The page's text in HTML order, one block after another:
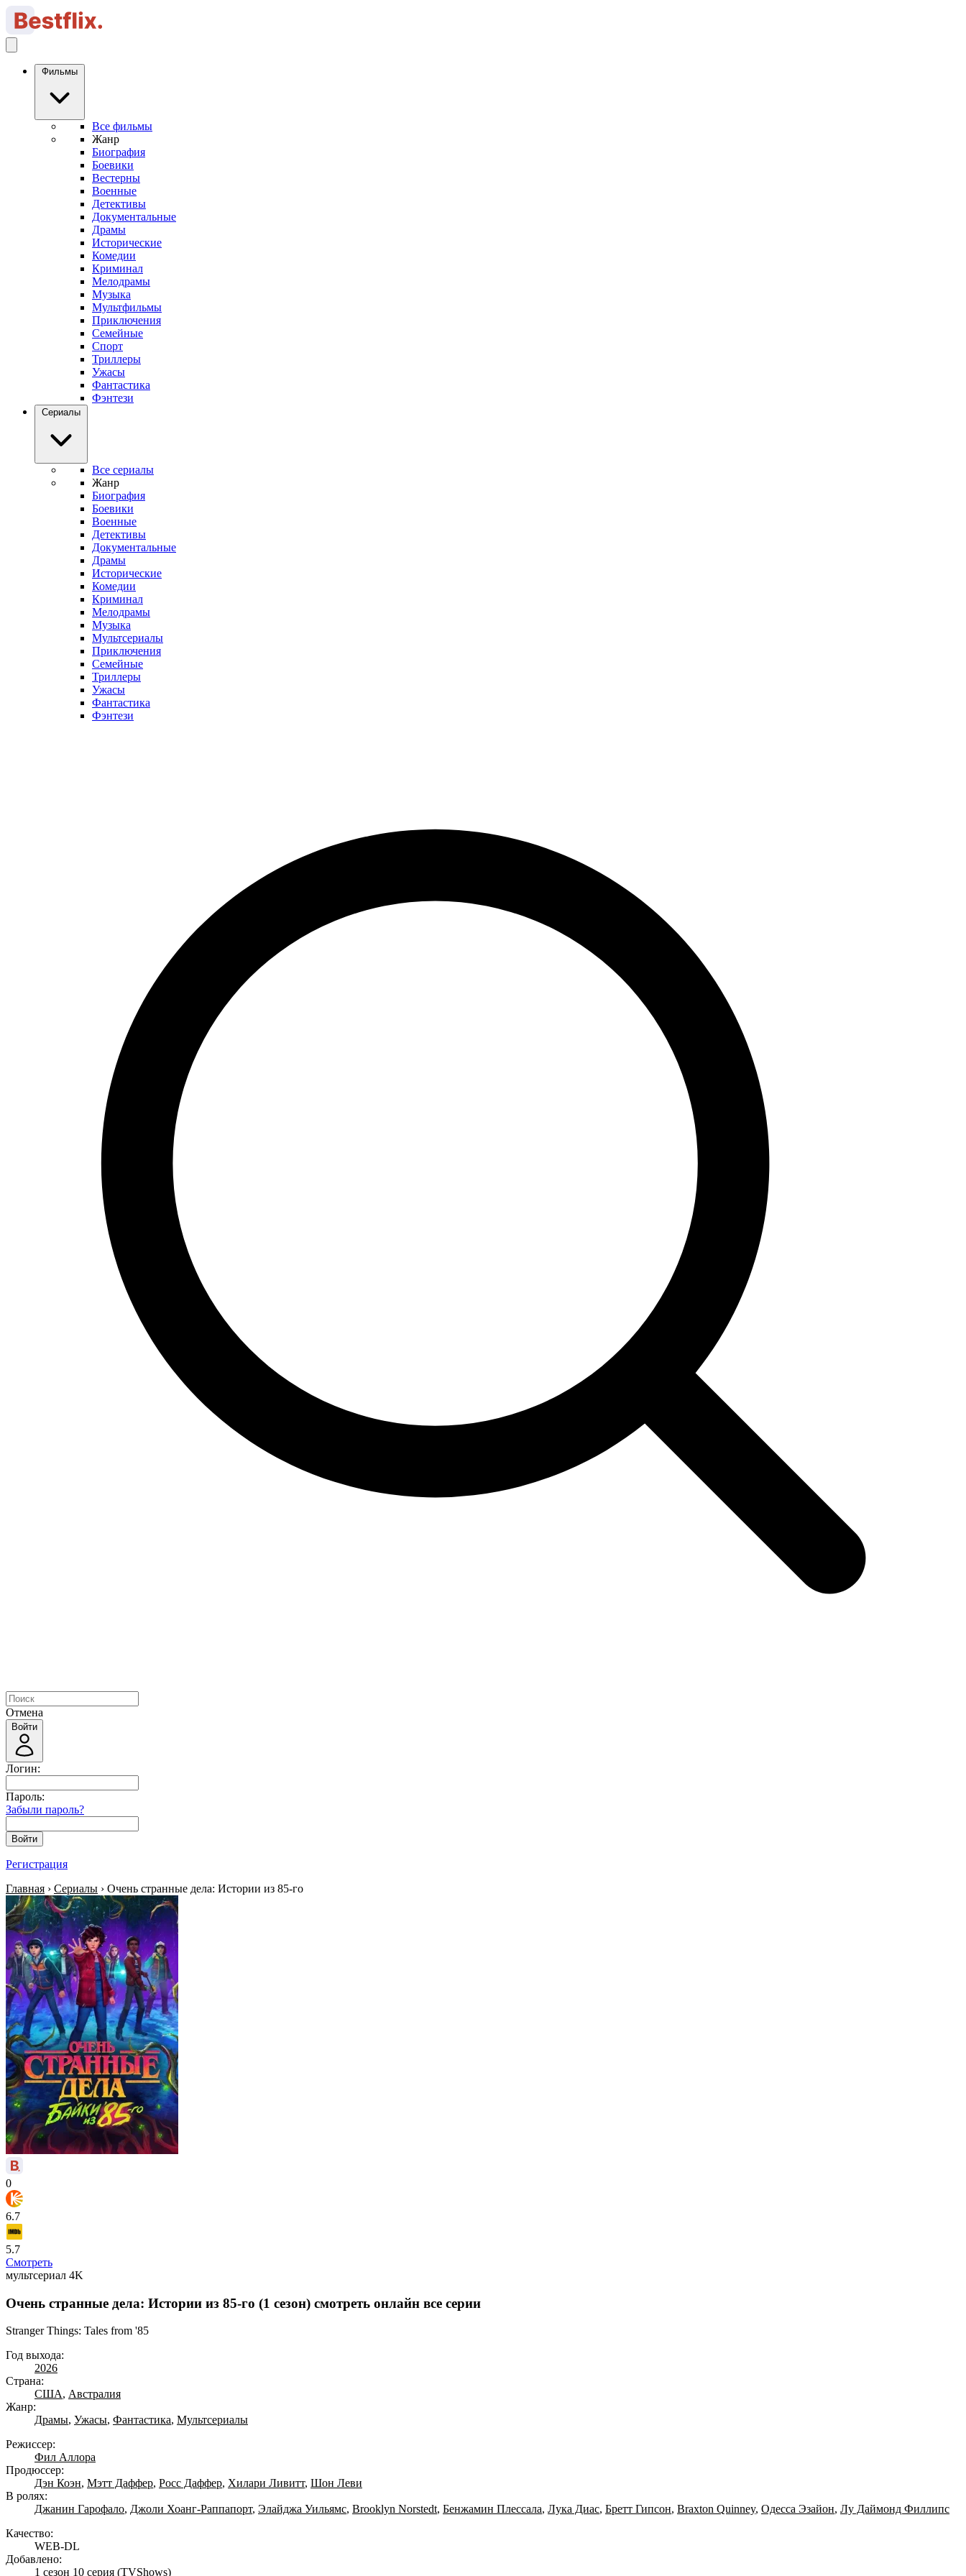
Фильмы
Все фильмы
Жанр
Биография
Боевики
Вестерны
Военные
Детективы
Документальные
Драмы
Исторические
Комедии
Криминал
Мелодрамы
Музыка
Мультфильмы
Приключения
Семейные
Спорт
Триллеры
Ужасы
Фантастика
Фэнтези
Сериалы
Все сериалы
Жанр
Биография
Боевики
Военные
Детективы
Документальные
Драмы
Исторические
Комедии
Криминал
Мелодрамы
Музыка
Мультсериалы
Приключения
Семейные
Триллеры
Ужасы
Фантастика
Фэнтези
Отмена
Войти
Логин:
Пароль:
Забыли пароль?
Войти
Регистрация
Главная › Сериалы › Очень странные дела: Истории из 85-го
0
6.7
5.7
Смотреть
мультсериал 4K
Очень странные дела: Истории из 85-го (1 сезон) смотреть онлайн все серии
Stranger Things: Tales from '85
Год выхода:
2026
Страна:
США, Австралия
Жанр:
Драмы, Ужасы, Фантастика, Мультсериалы
Режиссер:
Фил Аллора
Продюссер:
Дэн Коэн, Мэтт Даффер, Росс Даффер, Хилари Ливитт, Шон Леви
В ролях:
Джанин Гарофало, Джоли Хоанг-Раппапорт, Элайджа Уильямс, Brooklyn Norstedt, Бенжамин Плессала, Лука Диас, Бретт Гипсон, Braxton Quinney, Одесса Эзайон, Лу Даймонд Филлипс
Качество:
WEB-DL
Добавлено:
1 сезон 10 серия (TVShows)